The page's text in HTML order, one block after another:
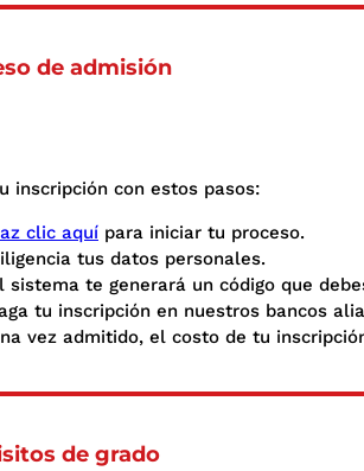
de admisión
inscripción con estos pasos:
clic aquí para iniciar tu proceso.
tus datos personales.​
sistema te generará un código que
tu inscripción en nuestros bancos
vez admitido, el costo de tu
de grado